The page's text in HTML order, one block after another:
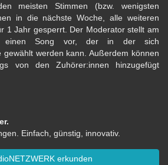
meisten Stimmen (bzw. wenigsten
in die nächste Woche, alle weiteren
1 Jahr gesperrt. Der Moderator stellt am
einen Song vor, der in der sich
gewählt werden kann. Außerdem können
von den Zuhörer:innen hinzugefügt
Einfach, günstig, innovativ.
erkunden